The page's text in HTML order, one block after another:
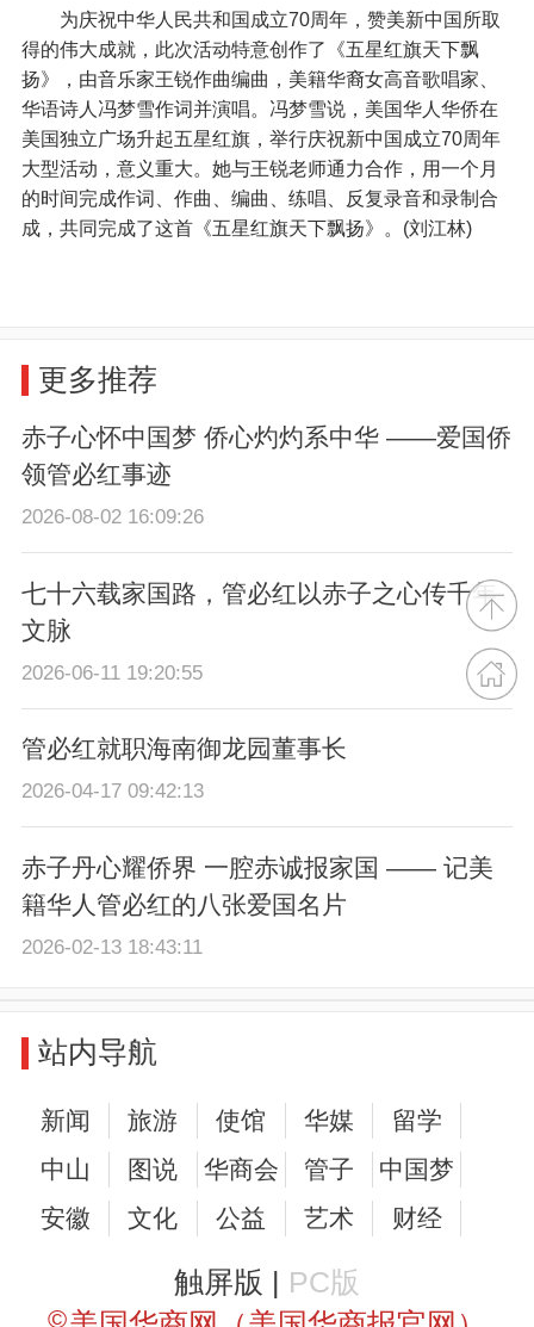
为庆祝中华人民共和国成立70周年，赞美新中国所取
得的伟大成就，此次活动特意创作了《五星红旗天下飘
扬》，由音乐家王锐作曲编曲，美籍华裔女高音歌唱家、
华语诗人冯梦雪作词并演唱。冯梦雪说，美国华人华侨在
美国独立广场升起五星红旗，举行庆祝新中国成立70周年
大型活动，意义重大。她与王锐老师通力合作，用一个月
的时间完成作词、作曲、编曲、练唱、反复录音和录制合
成，共同完成了这首《五星红旗天下飘扬》。(刘江林)
更多推荐
赤子心怀中国梦 侨心灼灼系中华 ——爱国侨
领管必红事迹
2026-08-02 16:09:26
七十六载家国路，管必红以赤子之心传千年
文脉
2026-06-11 19:20:55
管必红就职海南御龙园董事长
2026-04-17 09:42:13
赤子丹心耀侨界 一腔赤诚报家国 —— 记美
籍华人管必红的八张爱国名片
2026-02-13 18:43:11
站内导航
新闻 旅游 使馆 华媒
留学
中山
图说 华商会 管子
中国梦
安徽
文化 公益 艺术 财经
触屏版 | PC版
©